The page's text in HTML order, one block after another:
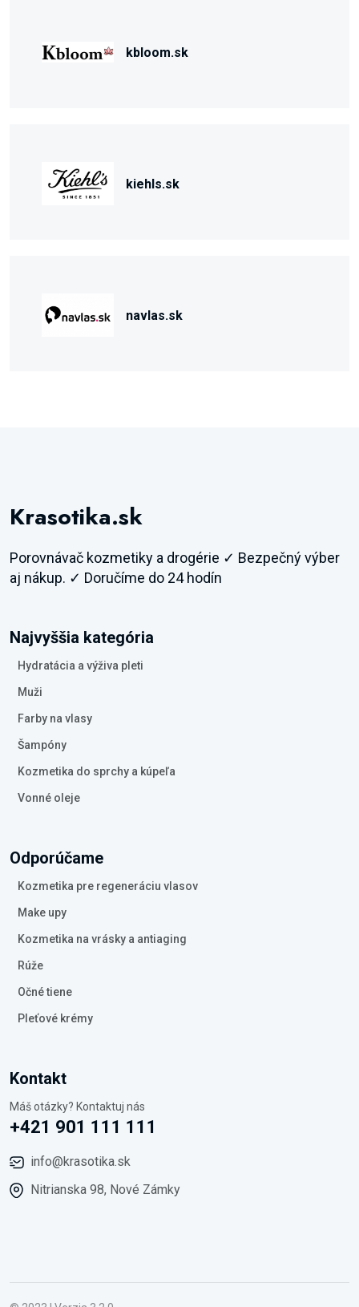
kbloom.sk
kiehls.sk
navlas.sk
Krasotika.sk
Porovnávač kozmetiky a drogérie ✓ Bezpečný výber
aj nákup. ✓ Doručíme do 24 hodín
Najvyššia kategória
Hydratácia a výživa pleti
Muži
Farby na vlasy
Šampóny
Kozmetika do sprchy a kúpeľa
Vonné oleje
Odporúčame
Kozmetika pre regeneráciu vlasov
Make upy
Kozmetika na vrásky a antiaging
Rúže
Očné tiene
Pleťové krémy
Kontakt
Máš otázky? Kontaktuj nás
+421 901 111 111
info@krasotika.sk
Nitrianska 98, Nové Zámky